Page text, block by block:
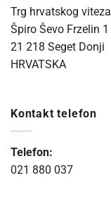
Trg hrvatskog viteza
Špiro Ševo Frzelin 1
21 218 Seget Donji
HRVATSKA
Kontakt telefon
Telefon:
021 880 037